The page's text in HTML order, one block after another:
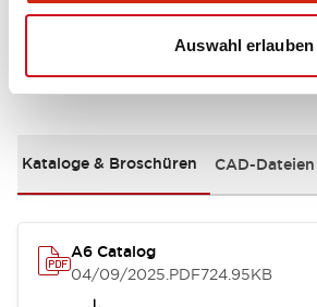
Auswahl erlauben
Dokumente und Dateien
Kataloge & Broschüren CAD-Dateien
A6 Catalog
04/09/2025.PDF724.95KB